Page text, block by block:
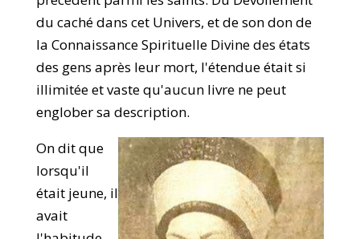
du caché dans cet Univers, et de son don de
la Connaissance Spirituelle Divine des états
des gens après leur mort, l'étendue était si
illimitée et vaste qu'aucun livre ne peut
englober sa description.
On dit que
lorsqu'il
était jeune, il
avait